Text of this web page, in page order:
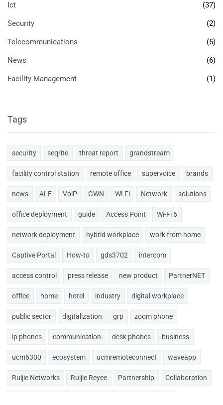
Ict (37)
Security (2)
Telecommunications (5)
News (6)
Facility Management (1)
Tags
security seqrite threat report grandstream
facility control station remote office supervoice brands
news ALE VoiP GWN Wi-Fi Network solutions
office deployment guide Access Point Wi-Fi 6
network deployment hybrid workplace work from home
Captive Portal How-to gds3702 intercom
access control press release new product PartnerNET
office home hotel industry digital workplace
public sector digitalization grp zoom phone
ip phones communication desk phones business
ucm6300 ecosystem ucmremoteconnect waveapp
Ruijie Networks Ruijie Reyee Partnership Collaboration